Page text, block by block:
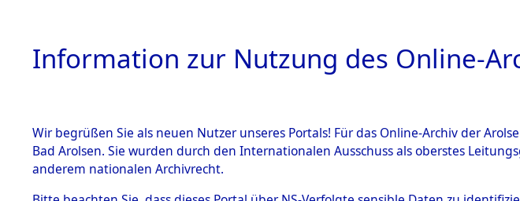
HOME BESTANDSBESCHREIBUNG
BESTÄNDE
Information zur Nutzung des Online-
Wir begrüßen Sie als neuen Nutzer unseres Portals! Für das Online-Archiv der
Bad Arolsen. Sie wurden durch den Internationalen Ausschuss als oberstes
anderem nationalen Archivrecht.